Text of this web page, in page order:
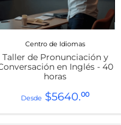
Centro de Idiomas
Taller de Pronunciación y
en Inglés - 40
horas
$5640.00